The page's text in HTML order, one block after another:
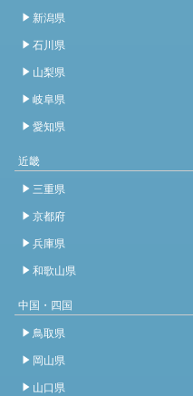
新潟県
石川県
山梨県
岐阜県
愛知県
近畿
三重県
京都府
兵庫県
和歌山県
中国・四国
鳥取県
岡山県
山口県